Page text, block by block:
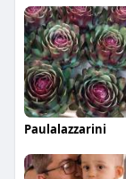
Paulalazzarini